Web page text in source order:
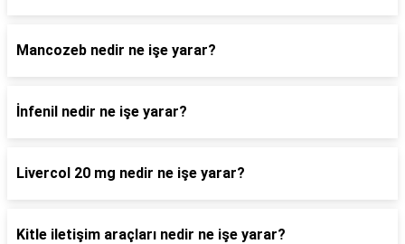
Mancozeb nedir ne işe yarar?
İnfenil nedir ne işe yarar?
Livercol 20 mg nedir ne işe yarar?
Kitle iletişim araçları nedir ne işe yarar?